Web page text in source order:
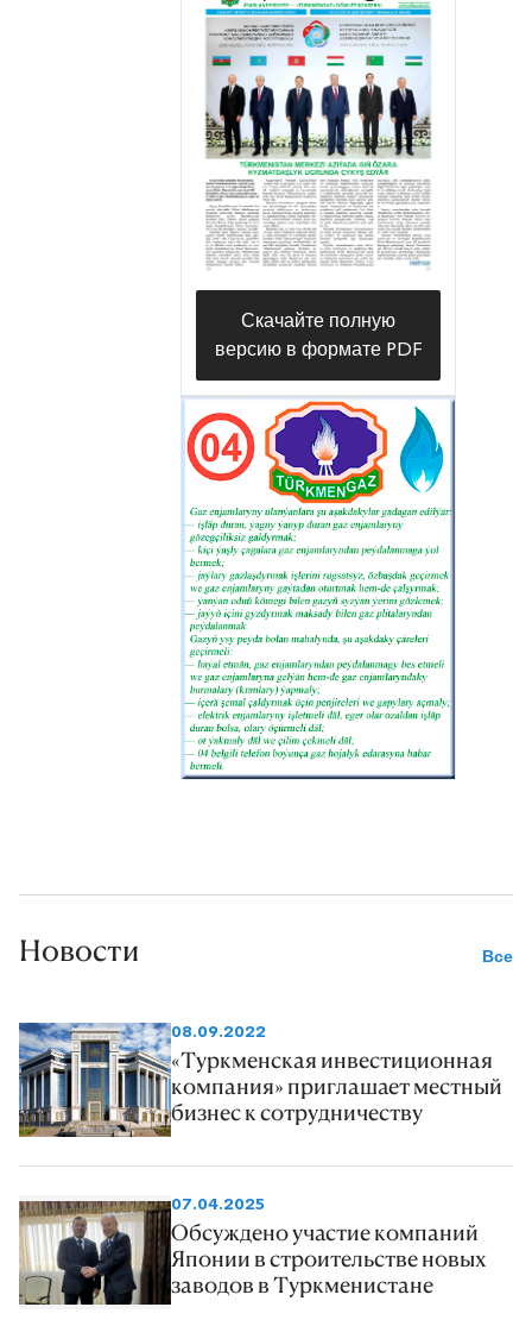
Скачайте полную
версию в формате PDF
Новости Все
08.09.2022
«Туркменская инвестиционная
компания» приглашает местный
бизнес к сотрудничеству
07.04.2025
Обсуждено участие компаний
Японии в строительстве новых
заводов в Туркменистане